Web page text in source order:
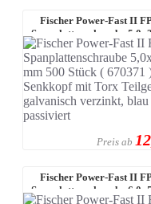
Fischer Power-Fast II
Spanplattenschraube
500 S ...
Preis ab
Fischer Power-Fast II
Spanplattenschraube